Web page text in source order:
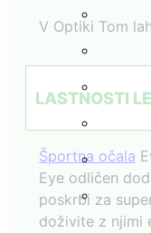
V Optiki Tom
LASTNOSTI
Športna očala
Eye odličen
poskrbi za
doživite z njimi